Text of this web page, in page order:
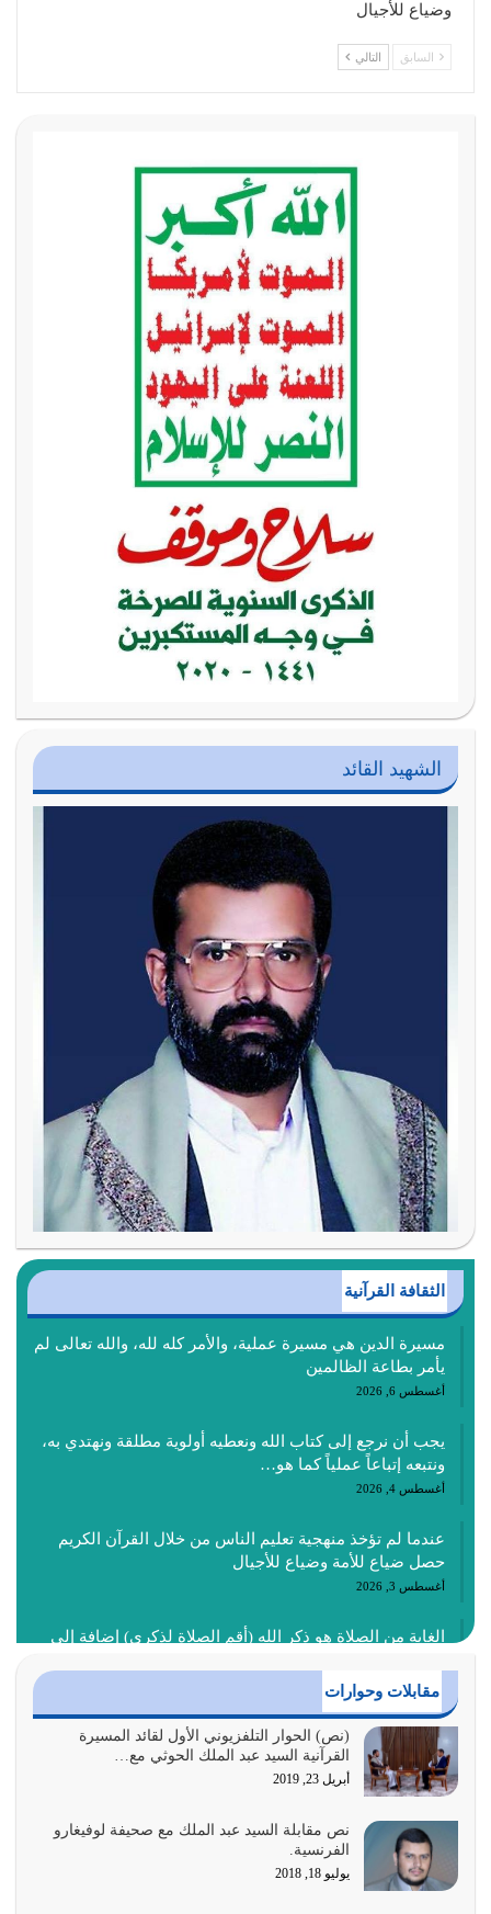
وضياع للأجيال
السابق التالي
الشهيد القائد
الثقافة القرآنية
مسيرة الدين هي مسيرة عملية، والأمر كله لله، والله تعالى لم
يأمر بطاعة الظالمين
أغسطس 6, 2026
يجب أن نرجع إلى كتاب الله ونعطيه أولوية مطلقة ونهتدي به،
ونتبعه إتباعاً عملياً كما هو…
أغسطس 4, 2026
عندما لم تؤخذ منهجية تعليم الناس من خلال القرآن الكريم
حصل ضياع للأمة وضياع للأجيال
أغسطس 3, 2026
الغاية من الصلاة هو ذكر الله (أقم الصلاة لذكري) إضافة إلى
أغسطس 2, 2026
السبب الرئيسي لشقاء الأمة الابتعاد عن كتاب الله والتعدي
لحدود الله بالإضافات للدين
أغسطس 1, 2026
أبرز أسباب الشقاء هو الإعراض عن ذكر الله وعن هدى الله
المتمثل في القرآن الكريم
يوليو 31, 2026
مقابلات وحوارات
(نص) الحوار التلفزيوني الأول لقائد المسيرة
القرآنية السيد عبد الملك الحوثي مع…
أبريل 23, 2019
نص مقابلة السيد عبد الملك مع صحيفة لوفيغارو
الفرنسية.
يوليو 18, 2018